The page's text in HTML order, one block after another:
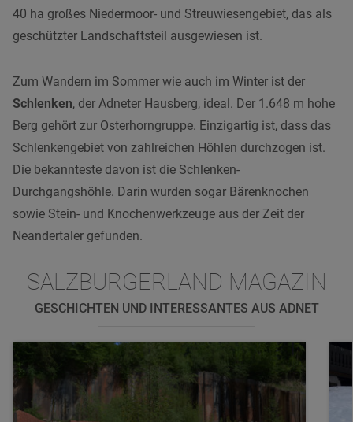
40 ha großes Niedermoor- und Streuwiesengebiet, das als
geschützter Landschaftsteil ausgewiesen ist.
Zum Wandern im Sommer wie auch im Winter ist der
Schlenken, der Adneter Hausberg, ideal. Der 1.648 m hohe
Berg gehört zur Osterhorngruppe. Einzigartig ist, dass das
Schlenkengebiet von zahlreichen Höhlen durchzogen ist.
Die bekannteste davon ist die Schlenken-
Durchgangshöhle. Darin wurden sogar Bärenknochen
sowie Stein- und Knochenwerkzeuge aus der Zeit der
Neandertaler gefunden.
SALZBURGERLAND MAGAZIN
GESCHICHTEN UND INTERESSANTES AUS ADNET